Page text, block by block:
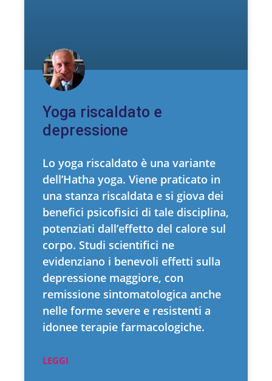
Yoga riscaldato e
depressione
Lo yoga riscaldato è una variante
dell’Hatha yoga. Viene praticato in
una stanza riscaldata e si giova dei
benefici psicofisici di tale disciplina,
potenziati dall’effetto del calore sul
corpo. Studi scientifici ne
evidenziano i benevoli effetti sulla
depressione maggiore, con
remissione sintomatologica anche
nelle forme severe e resistenti a
idonee terapie farmacologiche.
LEGGI